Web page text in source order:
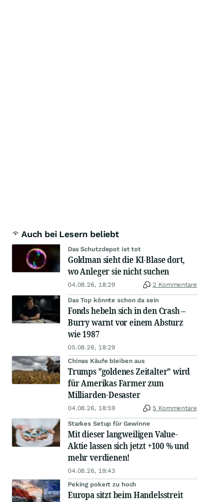
Auch bei Lesern beliebt
Das Schutzdepot ist tot
Goldman sieht die KI-Blase dort,
wo Anleger sie nicht suchen
04.08.26, 18:29 2 Kommentare
Das Top könnte schon da sein
Fonds hebeln sich in den Crash –
Burry warnt vor einem Absturz
wie 1987
05.08.26, 18:29
Chinas Käufe bleiben aus
Trumps "goldenes Zeitalter" wird
für Amerikas Farmer zum
Milliarden-Desaster
04.08.26, 18:59 5 Kommentare
Starkes Setup für Gewinne
Mit dieser langweiligen Value-
Aktie lassen sich jetzt +100 % und
mehr verdienen!
04.08.26, 19:43
Peking pokert zu hoch
Europa sitzt beim Handelsstreit